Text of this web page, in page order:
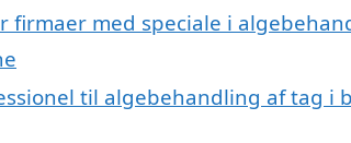
firmaer med speciale i
til algebehandling af tag i